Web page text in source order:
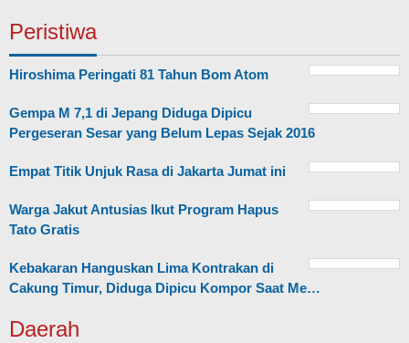
Peristiwa
Hiroshima Peringati 81 Tahun Bom Atom
Gempa M 7,1 di Jepang Diduga Dipicu
Pergeseran Sesar yang Belum Lepas Sejak 2016
Empat Titik Unjuk Rasa di Jakarta Jumat ini
Warga Jakut Antusias Ikut Program Hapus
Tato Gratis
Kebakaran Hanguskan Lima Kontrakan di
Cakung Timur, Diduga Dipicu Kompor Saat Me…
Daerah